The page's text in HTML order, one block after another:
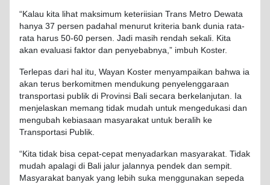
“Kalau kita lihat maksimum keteriisian Trans Metro Dewata
hanya 37 persen padahal menurut kriteria bank dunia rata-
rata harus 50-60 persen. Jadi masih rendah sekali. Kita
akan evaluasi faktor dan penyebabnya,” imbuh Koster.
Terlepas dari hal itu, Wayan Koster menyampaikan bahwa ia
akan terus berkomitmen mendukung penyelenggaraan
transportasi publik di Provinsi Bali secara berkelanjutan. Ia
menjelaskan memang tidak mudah untuk mengedukasi dan
mengubah kebiasaan masyarakat untuk beralih ke
Transportasi Publik.
“Kita tidak bisa cepat-cepat menyadarkan masyarakat. Tidak
mudah apalagi di Bali jalur jalannya pendek dan sempit.
Masyarakat banyak yang lebih suka menggunakan sepeda